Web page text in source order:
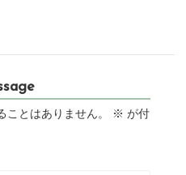
ことはありません。 ※ が付